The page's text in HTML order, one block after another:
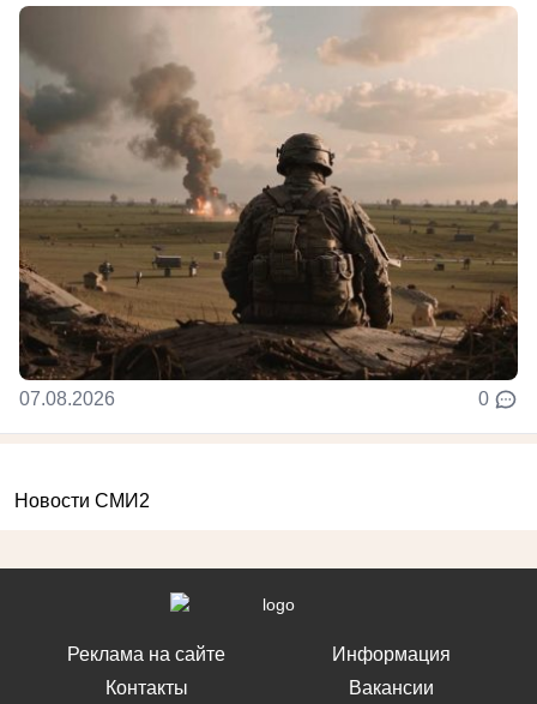
07.08.2026 0
Новости СМИ2
Реклама на сайте
Контакты
Информация
Вакансии